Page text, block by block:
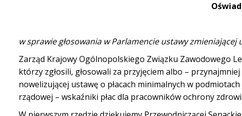
w sprawie głosowania w Parlamencie ustawy
Zarząd Krajowy Ogólnopolskiego Związku Zawodowego
którzy zgłosili, głosowali za przyjęciem albo –
nowelizującej ustawę o płacach minimalnych w
rządowej – wskaźniki płac dla pracowników ochrony